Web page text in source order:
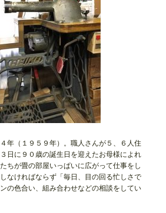
年（１９５９年）。職人さんが５、６人住
日に９０歳の誕生日を迎えたお母様によれ
ちが畳の部屋いっぱいに広がって仕事をし
なければならず「毎日、目の回る忙しさで
の色合い、組み合わせなどの相談をしてい